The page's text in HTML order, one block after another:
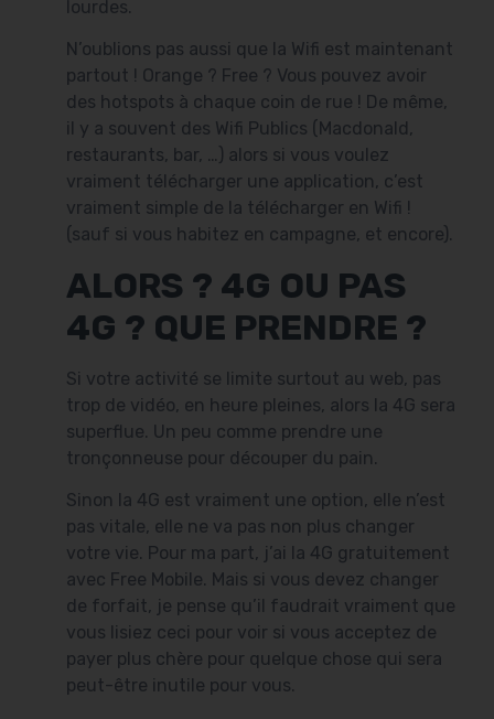
lourdes.
N’oublions pas aussi que la Wifi est maintenant
partout ! Orange ? Free ? Vous pouvez avoir
des hotspots à chaque coin de rue ! De même,
il y a souvent des Wifi Publics (Macdonald,
restaurants, bar, …) alors si vous voulez
vraiment télécharger une application, c’est
vraiment simple de la télécharger en Wifi !
(sauf si vous habitez en campagne, et encore).
ALORS ? 4G OU PAS
4G ? QUE PRENDRE ?
Si votre activité se limite surtout au web, pas
trop de vidéo, en heure pleines, alors la 4G sera
superflue. Un peu comme prendre une
tronçonneuse pour découper du pain.
Sinon la 4G est vraiment une option, elle n’est
pas vitale, elle ne va pas non plus changer
votre vie. Pour ma part, j’ai la 4G gratuitement
avec Free Mobile. Mais si vous devez changer
de forfait, je pense qu’il faudrait vraiment que
vous lisiez ceci pour voir si vous acceptez de
payer plus chère pour quelque chose qui sera
peut-être inutile pour vous.